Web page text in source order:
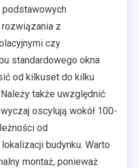
z
czy
standardowego okna
od kilkuset do kilku
także uwzględnić
oscylują wokół 100-
od
budynku. Warto
montaż, ponieważ